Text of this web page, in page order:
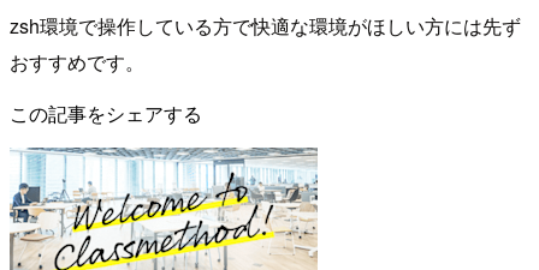
zsh環境で操作している方で快適な環境がほしい方には先ず
おすすめです。
この記事をシェアする